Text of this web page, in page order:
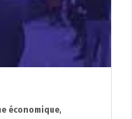
économique,